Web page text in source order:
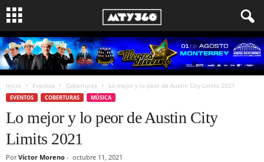
Inicio Eventos Coberturas Lo mejor y lo peor de Austin City Limits 2021
EVENTOS COBERTURAS MÚSICA
Lo mejor y lo peor de Austin City
Limits 2021
Por Víctor Moreno - octubre 11, 2021